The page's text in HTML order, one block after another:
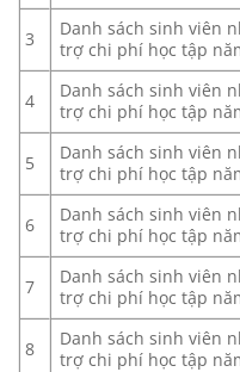
3
Danh sách sinh viên
trợ chi phí học tập
4
Danh sách sinh viên
trợ chi phí học tập
5
Danh sách sinh viên
trợ chi phí học tập
6
Danh sách sinh viên
trợ chi phí học tập
7
Danh sách sinh viên
trợ chi phí học tập
8
Danh sách sinh viên
trợ chi phí học tập